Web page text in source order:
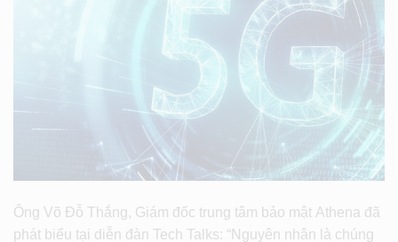
Ông Võ Đỗ Thắng, Giám đốc trung tâm bảo mật Athena đã
phát biểu tại diễn đàn Tech Talks: “Nguyên nhân là chúng